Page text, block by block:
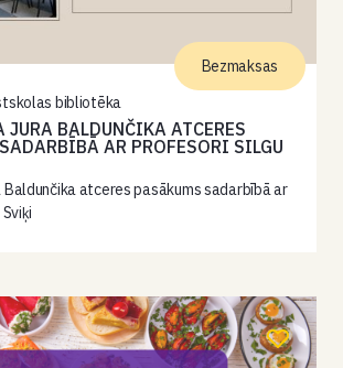
bibliotēka
JURA BALDUNČIKA ATCERES
AR PROFESORI SILGU
atceres pasākums sadarbībā ar
Bezmaksas